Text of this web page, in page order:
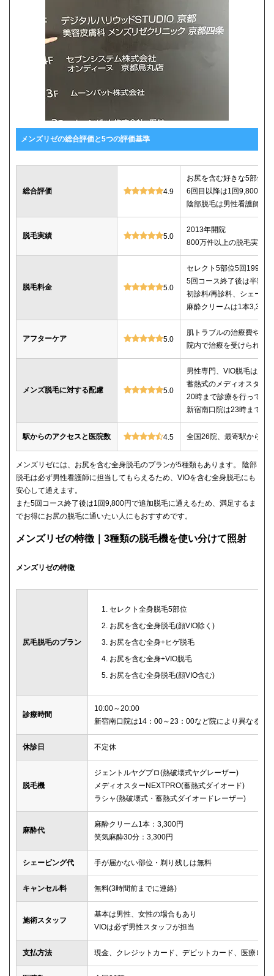
メンズリゼの総合評価と5つの評価基準
総合評価 4.9
お尻を含む好きな5部位
6回目以降は1回9,800円
陰部脱毛は男性看護師が
脱毛実績 5.0
2013年開院
800万件以上の脱毛実績
脱毛料金 5.0
セレクト5部位5回
5回コース終了後は半額
初診料/再診料、シェービ
麻酔クリームは1本3,300
アフターケア 5.0
肌トラブルの治療費や薬
院内で治療を受けられる
メンズ脱毛に対する配慮 5.0
男性専門、VIO脱毛は必
蓄熱式のメディオスター
20時まで診療を行ってい
新宿南口院は23時までの
駅からのアクセスと医院数 4.5 全国26院、最寄駅から徒
メンズリゼには、お尻を含む全身脱毛のプランが5種類もあります。 陰部
脱毛は必ず男性看護師に担当してもらえるため、VIOを含む全身脱毛にも
安心して通えます。
また5回コース終了後は1回9,800円で追加脱毛に通えるため、満足するま
でお得にお尻の脱毛に通いたい人にもおすすめです。
メンズリゼの特徴｜3種類の脱毛機を使い分けて照射
メンズリゼの特徴
尻毛脱毛のプラン
セレクト全身脱毛5部位
お尻を含む全身脱毛(顔VIO除く)
お尻を含む全身+ヒゲ脱毛
お尻を含む全身+VIO脱毛
お尻を含む全身脱毛(顔VIO含む)
診療時間
10:00～20:00
新宿南口院は14：00～23：00など院により異なる
休診日 不定休
脱毛機
ジェントルヤグプロ(熱破壊式ヤグレーザー)
メディオスターNEXTPRO(蓄熱式ダイオード)
ラシャ(熱破壊式・蓄熱式ダイオードレーザー)
麻酔代
麻酔クリーム1本：3,300円
笑気麻酔30分：3,300円
シェービング代 手が届かない部位・剃り残しは無料
キャンセル料 無料(3時間前までに連絡)
施術スタッフ
基本は男性、女性の場合もあり
VIOは必ず男性スタッフが担当
支払方法 現金、クレジットカード、デビットカード、医療ロー